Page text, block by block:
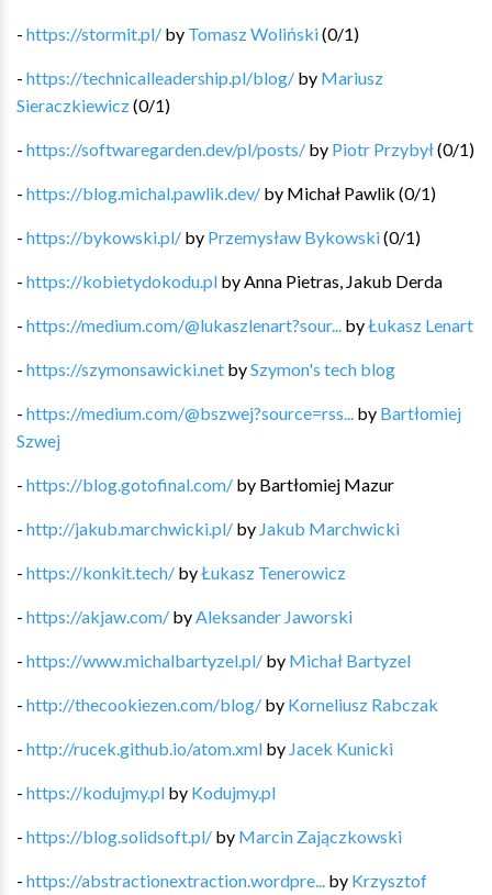
- https://stormit.pl/ by Tomasz Woliński(0/1)
- https://technicalleadership.pl/blog/ by Mariusz
Sieraczkiewicz(0/1)
- https://softwaregarden.dev/pl/posts/ by Piotr Przybył(0/1)
- https://blog.michal.pawlik.dev/ by Michał Pawlik (0/1)
- https://bykowski.pl/ by Przemysław Bykowski(0/1)
- https://kobietydokodu.pl by Anna Pietras, Jakub Derda
- https://medium.com/@lukaszlenart?sour... byŁukasz Lenart
- https://szymonsawicki.net bySzymon's tech blog
- https://medium.com/@bszwej?source=rss... by Bartłomiej
Szwej
- https://blog.gotofinal.com/ by Bartłomiej Mazur
- http://jakub.marchwicki.pl/ by Jakub Marchwicki
- https://konkit.tech/ byŁukasz Tenerowicz
- https://akjaw.com/ by Aleksander Jaworski
- https://www.michalbartyzel.pl/ by Michał Bartyzel
- http://thecookiezen.com/blog/ by Korneliusz Rabczak
- http://rucek.github.io/atom.xml by Jacek Kunicki
- https://kodujmy.pl by Kodujmy.pl
- https://blog.solidsoft.pl/ by Marcin Zajączkowski
- https://abstractionextraction.wordpre... by Krzysztof